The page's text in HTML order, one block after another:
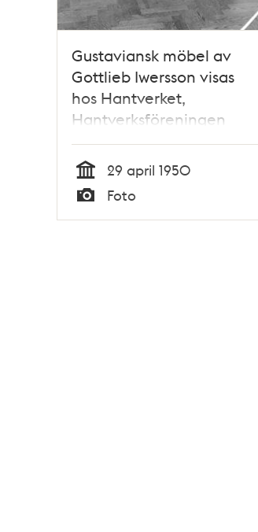
Gustaviansk möbel av
Gottlieb Iwersson visas
hos Hantverket,
Hantverksföreningen
Tid
29 april 1950
Typ
Foto